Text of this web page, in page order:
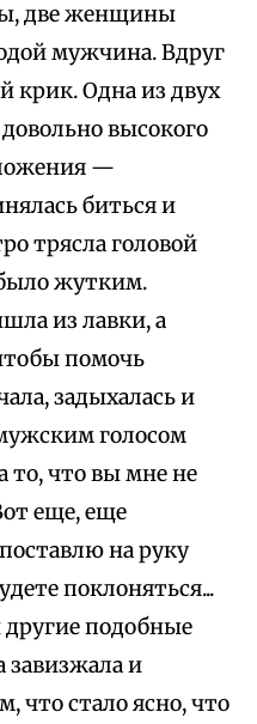
две женщины
мужчина. Вдруг
крик. Одна из двух
высокого
—
биться и
трясла головой
жутким.
из лавки, а
помочь
задыхалась и
голосом
то, что вы мне не
еще, еще
на руку
поклоняться...
подобные
завизжала и
что стало ясно, что